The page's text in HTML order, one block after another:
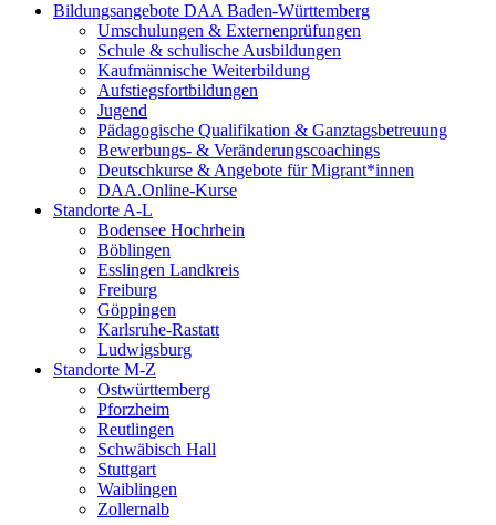
Bildungsangebote DAA Baden-Württemberg
Umschulungen & Externenprüfungen
Schule & schulische Ausbildungen
Kaufmännische Weiterbildung
Aufstiegsfortbildungen
Jugend
Pädagogische Qualifikation & Ganztagsbetreuung
Bewerbungs- & Veränderungscoachings
Deutschkurse & Angebote für Migrant*innen
DAA.Online-Kurse
Standorte A-L
Bodensee Hochrhein
Böblingen
Esslingen Landkreis
Freiburg
Göppingen
Karlsruhe-Rastatt
Ludwigsburg
Standorte M-Z
Ostwürttemberg
Pforzheim
Reutlingen
Schwäbisch Hall
Stuttgart
Waiblingen
Zollernalb